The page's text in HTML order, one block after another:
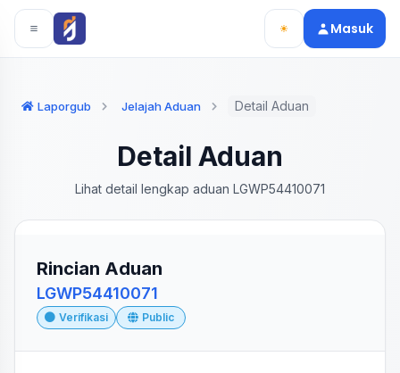
Langsung ke konten utama
Langsung ke navigasi
Masuk
Laporgub Jelajah Aduan Detail Aduan
Detail Aduan
Lihat detail lengkap aduan LGWP54410071
Rincian Aduan
LGWP54410071
Verifikasi Public